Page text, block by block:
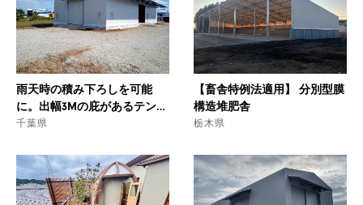
製
品
雨天時の積み下ろしを可能
に。出幅3Mの庇があるテント
倉庫。
千葉県
【畜舎特例法適用】 分別型膜
構造堆肥舎
栃木県